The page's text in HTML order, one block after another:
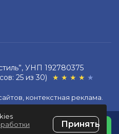
УНП 192780375
25 из 30)
★ ★ ★ ★ ★
контекстная реклама.
ZmitroC.by™
Принять